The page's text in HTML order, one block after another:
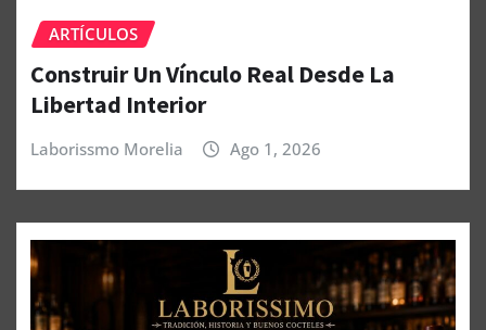
ARTÍCULOS
Construir Un Vínculo Real Desde La
Libertad Interior
Laborissmo Morelia Ago 1, 2026